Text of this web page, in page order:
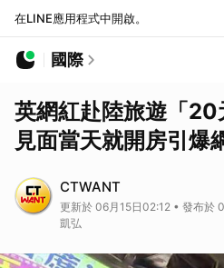
在LINE應用程式中開啟。
國際
英網紅赴陸旅遊「
見面當天就開房引爆
CTWANT
更新於 06月15日02:12 • 發布於
凱弘